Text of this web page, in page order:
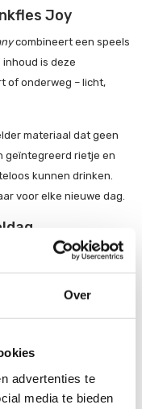
Over
advertenties te
media te bieden
Joy
combineert een speels
is deze
of onderweg – licht,
materiaal dat geen
geïntegreerd rietje en
kunnen drinken.
voor elke nieuwe dag.
of in de klas